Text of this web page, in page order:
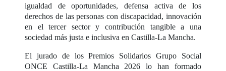
igualdad de oportunidades, defensa activa de los
derechos de las personas con discapacidad, innovación
en el tercer sector y contribución tangible a una
sociedad más justa e inclusiva en Castilla-La Mancha.
El jurado de los Premios Solidarios Grupo Social
ONCE Castilla-La Mancha 2026 lo han formado